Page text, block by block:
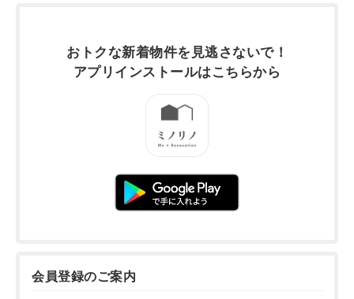
おトクな新着物件を 見逃さないで！
アプリインストールはこちらから
会員登録のご案内